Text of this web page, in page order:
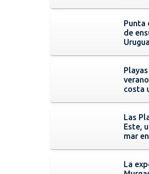
Punta
de
costa
Las
Este,
mar
La